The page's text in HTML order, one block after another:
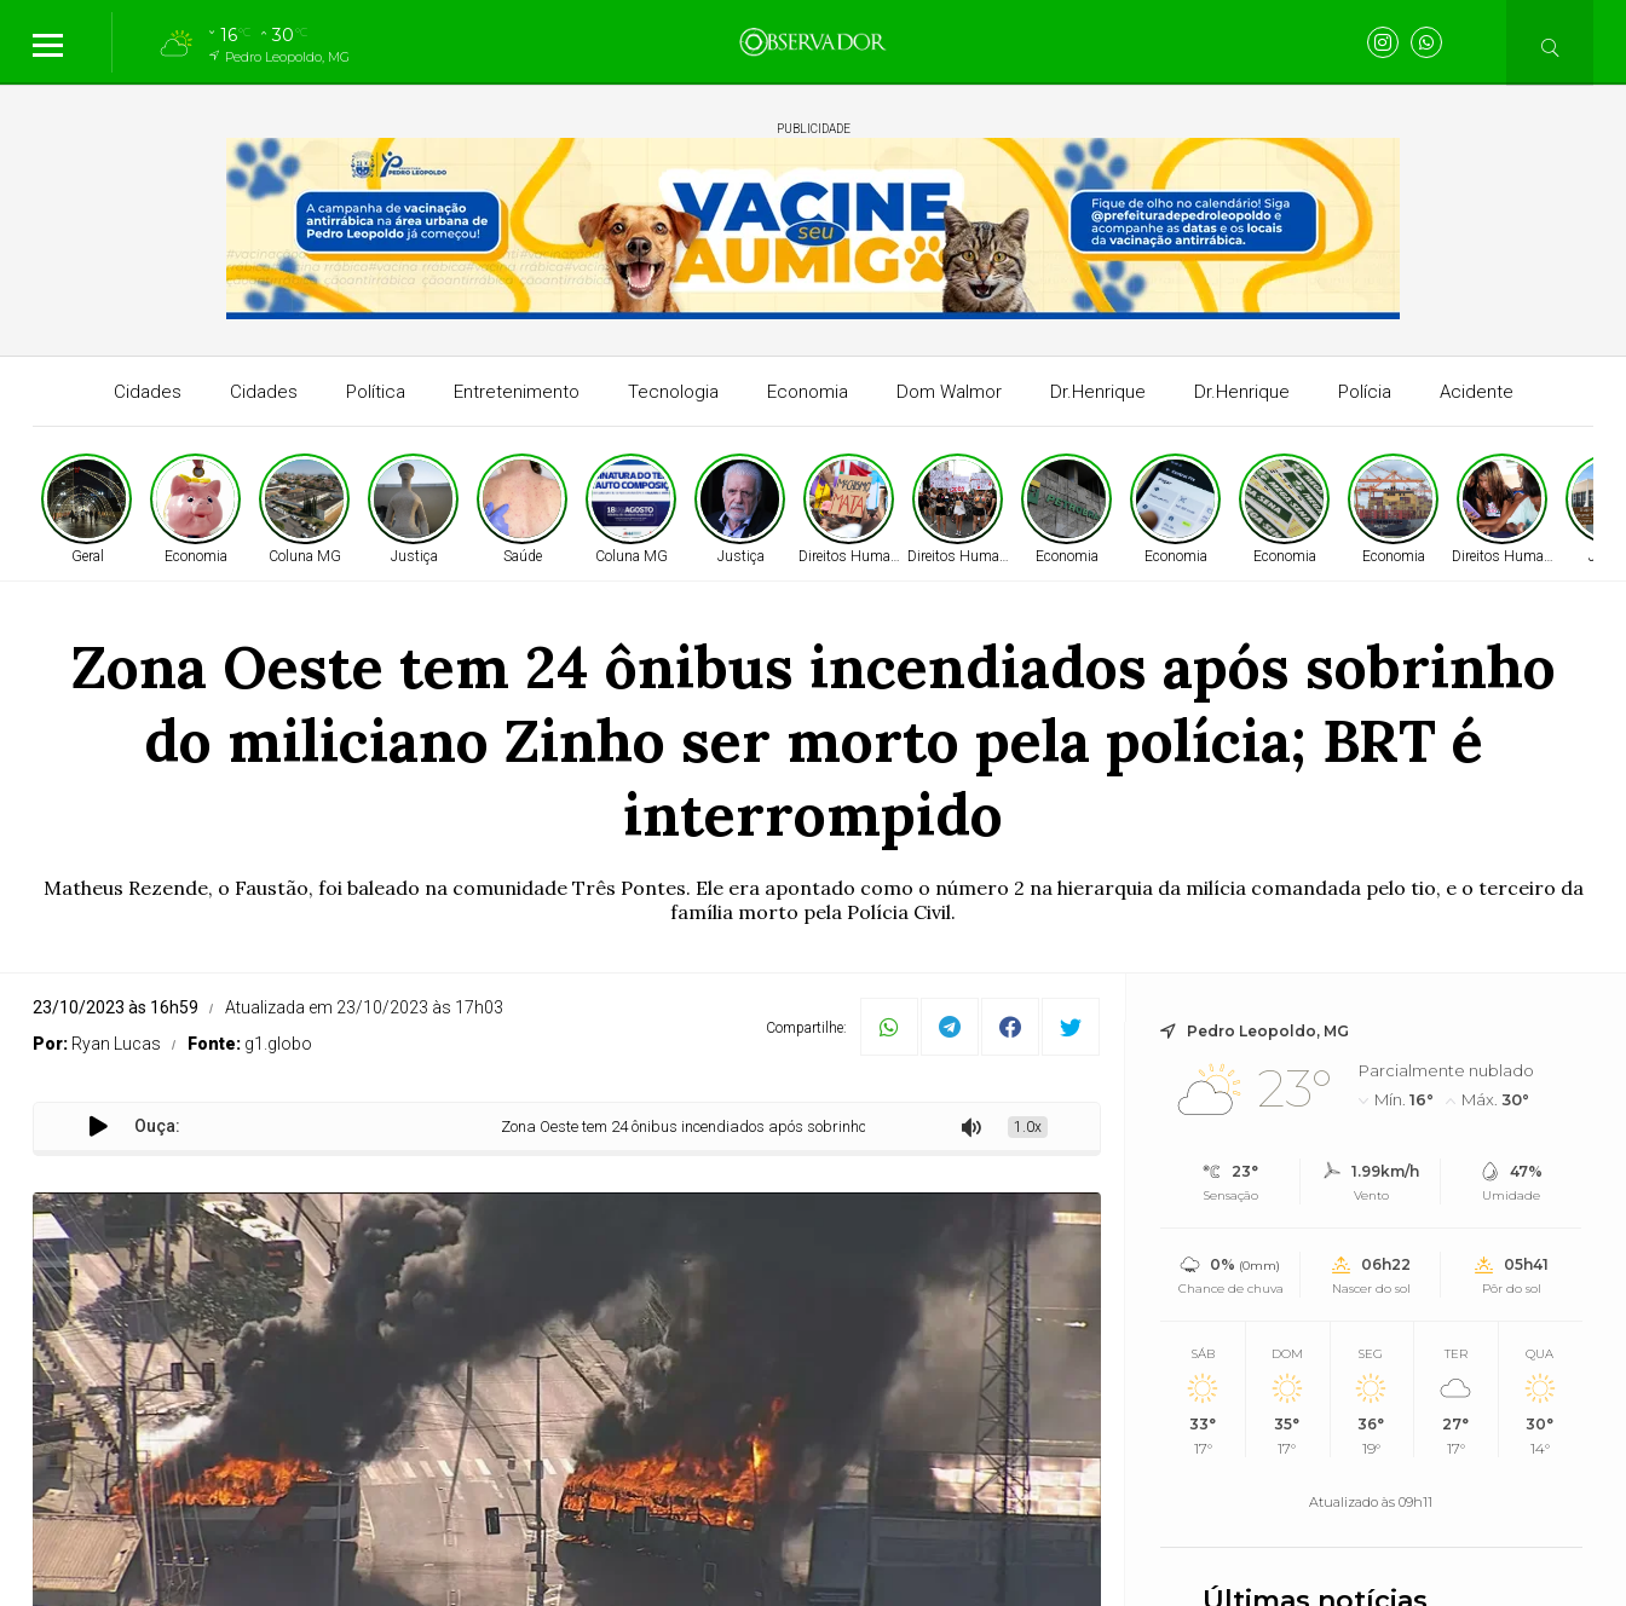
16°C 30°C
Pedro Leopoldo, MG
PUBLICIDADE
Cidades Cidades Política Entretenimento Tecnologia Economia Dom Walmor Dr.Henrique Dr.Henrique Polícia Acidente
Geral Economia Coluna MG Justiça Saúde Coluna MG Justiça Direitos HumanosDireitos Humanos Economia Economia Economia Economia Direitos Humanos
Zona Oeste tem 24 ônibus incendiados após sobrinho
do miliciano Zinho ser morto pela polícia; BRT é
interrompido
Matheus Rezende, o Faustão, foi baleado na comunidade Três Pontes. Ele era apontado como o número 2 na hierarquia da milícia comandada pelo tio, e o terceiro da
família morto pela Polícia Civil.
23/10/2023 às 16h59
Atualizada em 23/10/2023 às 17h03
Por: Ryan Lucas Fonte: g1.globo
Compartilhe:
Ouça: Zona Oeste tem 24 ônibus incendiados após sobrinho do miliciano Zinho ser morto pela polícia; BRT é interrompido
1.0x
Pedro Leopoldo, MG
23°
Parcialmente nublado
Mín.16° Máx.30°
23°
Sensação
1.99km/h
Vento
47%
Umidade
0% (0mm)
Chance de chuva
06h22
Nascer do sol
05h41
Pôr do sol
SÁB
33°
17°
DOM
35°
17°
SEG
36°
19°
TER
27°
17°
QUA
30°
14°
Atualizado às 09h11